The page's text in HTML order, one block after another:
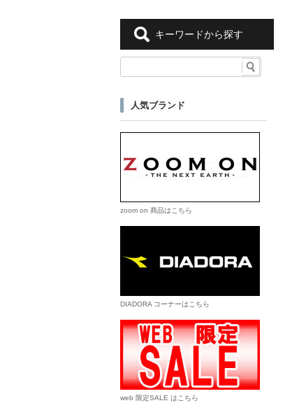
キーワードから探す
人気ブランド
zoom on 商品はこちら
DIADORA コーナーはこちら
web 限定SALE はこちら